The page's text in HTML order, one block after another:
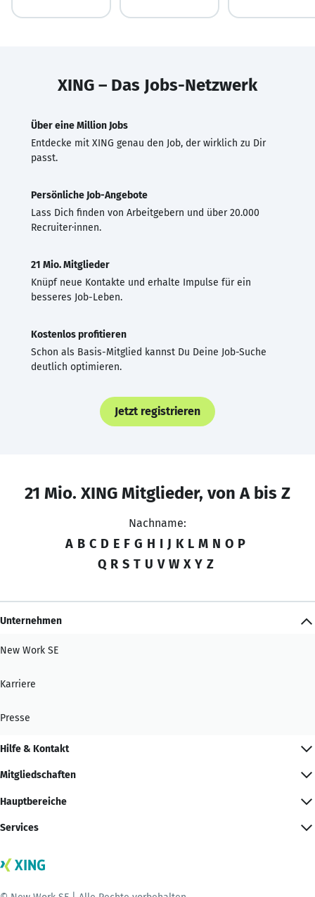
XING – Das Jobs-Netzwerk
Über eine Million Jobs
Entdecke mit XING genau den Job, der wirklich zu Dir
passt.
Persönliche Job-Angebote
Lass Dich finden von Arbeitgebern und über 20.000
Recruiter·innen.
21 Mio. Mitglieder
Knüpf neue Kontakte und erhalte Impulse für ein
besseres Job-Leben.
Kostenlos profitieren
Schon als Basis-Mitglied kannst Du Deine Job-Suche
deutlich optimieren.
Jetzt registrieren
21 Mio. XING Mitglieder, von A bis Z
Nachname:
A B C D E F G H I J K L M N O P
Q R S T U V W X Y Z
Unternehmen
New Work SE
Karriere
Presse
Hilfe & Kontakt
Mitgliedschaften
Hauptbereiche
Services